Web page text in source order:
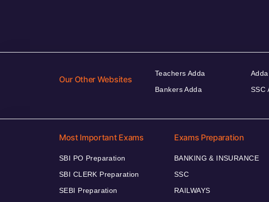
Our Other Websites
Teachers Adda
Bankers Adda
SSC
Most Important Exams
SBI PO Preparation
SBI CLERK Preparation
SEBI Preparation
Exams Preparation
BANKING & INSURANCE
SSC
RAILWAYS